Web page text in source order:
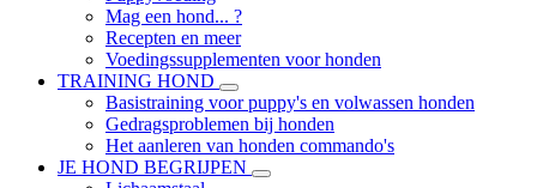
Mag een hond... ?
Recepten en meer
Voedingssupplementen voor honden
TRAINING HOND
Basistraining voor puppy's en volwassen honden
Gedragsproblemen bij honden
Het aanleren van honden commando's
JE HOND BEGRIJPEN